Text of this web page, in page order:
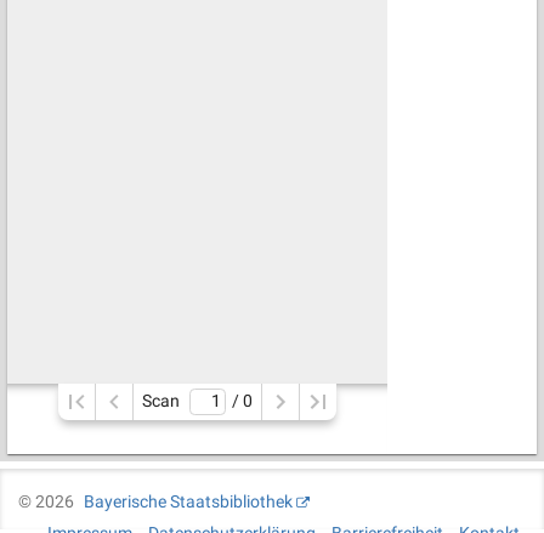
Scan / 0
©2026
Bayerische Staatsbibliothek